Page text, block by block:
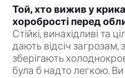
Той, хто вижив у
хоробрості перед
Стійкі, винахідливі та
дають відсіч загрозам,
зберігають
була б надто легкою.